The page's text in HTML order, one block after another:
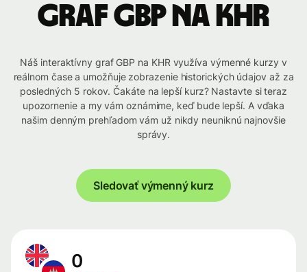
graf GBP na KHR
Náš interaktívny graf GBP na KHR využíva výmenné kurzy v
reálnom čase a umožňuje zobrazenie historických údajov až za
posledných 5 rokov. Čakáte na lepší kurz? Nastavte si teraz
upozornenie a my vám oznámime, keď bude lepší. A vďaka
našim denným prehľadom vám už nikdy neuniknú najnovšie
správy.
Sledovať výmenný kurz
0